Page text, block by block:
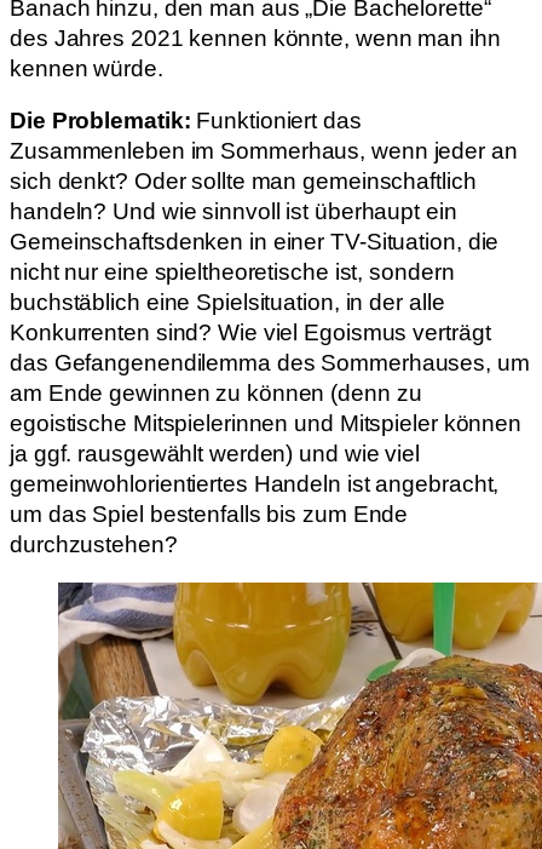
Banach hinzu, den man aus „Die Bachelorette“
des Jahres 2021 kennen könnte, wenn man ihn
kennen würde.
Die Problematik: Funktioniert das
Zusammenleben im Sommerhaus, wenn jeder an
sich denkt? Oder sollte man gemeinschaftlich
handeln? Und wie sinnvoll ist überhaupt ein
Gemeinschaftsdenken in einer TV-Situation, die
nicht nur eine spieltheoretische ist, sondern
buchstäblich eine Spielsituation, in der alle
Konkurrenten sind? Wie viel Egoismus verträgt
das Gefangenendilemma des Sommerhauses, um
am Ende gewinnen zu können (denn zu
egoistische Mitspielerinnen und Mitspieler können
ja ggf. rausgewählt werden) und wie viel
gemeinwohlorientiertes Handeln ist angebracht,
um das Spiel bestenfalls bis zum Ende
durchzustehen?